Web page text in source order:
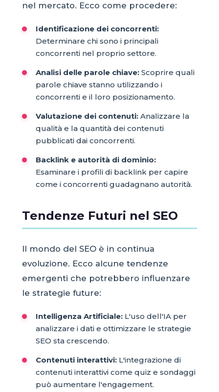
nel mercato. Ecco come procedere:
Identificazione dei concorrenti:
Determinare chi sono i principali
concorrenti nel proprio settore.
Analisi delle parole chiave:Scoprire quali
parole chiave stanno utilizzando i
concorrenti e il loro posizionamento.
Valutazione dei contenuti:Analizzare la
qualità e la quantità dei contenuti
pubblicati dai concorrenti.
Backlink e autorità di dominio:
Esaminare i profili di backlink per capire
come i concorrenti guadagnano autorità.
Tendenze Futuri nel SEO
Il mondo del SEO è in continua
evoluzione. Ecco alcune tendenze
emergenti che potrebbero influenzare
le strategie future:
Intelligenza Artificiale:L'uso dell'IA per
analizzare i dati e ottimizzare le strategie
SEO sta crescendo.
Contenuti interattivi:L'integrazione di
contenuti interattivi come quiz e sondaggi
può aumentare l'engagement.